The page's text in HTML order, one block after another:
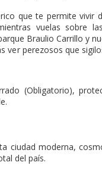
que te permite vivir
vuelas sobre
Braulio Carrillo y
ver perezosos que
(Obligatorio),
ciudad moderna,
del país.